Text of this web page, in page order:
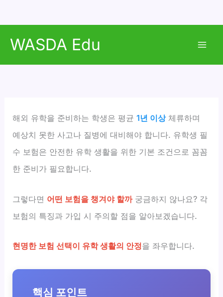
WASDA Edu
해외 유학을 준비하는 학생은 평균1년 이상체류하며
예상치 못한 사고나 질병에 대비해야 합니다. 유학생 필
수 보험은 안전한 유학 생활을 위한 기본 조건으로 꼼꼼
한 준비가 필요합니다.
그렇다면 어떤 보험을 챙겨야 할까궁금하지 않나요? 각
보험의 특징과 가입 시 주의할 점을 알아보겠습니다.
현명한 보험 선택이 유학 생활의 안정을 좌우합니다.
핵심 포인트